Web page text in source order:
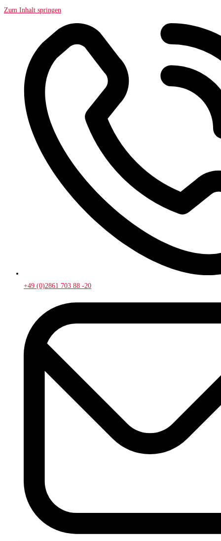
Zum Inhalt springen
+49 (0)2861 703 88 -20